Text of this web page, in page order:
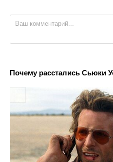
Почему расстались Сьюки